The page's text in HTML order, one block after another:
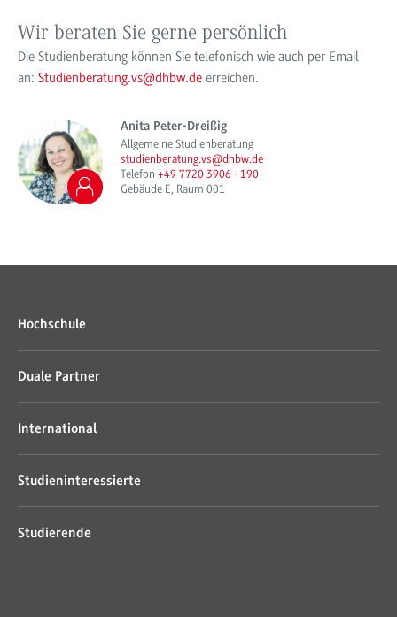
Wir beraten Sie gerne persönlich
Die Studienberatung können Sie telefonisch wie auch per Email
an:Studienberatung.vs@dhbw.de erreichen.
Anita Peter-Dreißig
Allgemeine Studienberatung
studienberatung.vs@dhbw.de
Telefon +49 7720 3906 - 190
Gebäude E, Raum 001
Hochschule
Duale Partner
International
Studieninteressierte
Studierende